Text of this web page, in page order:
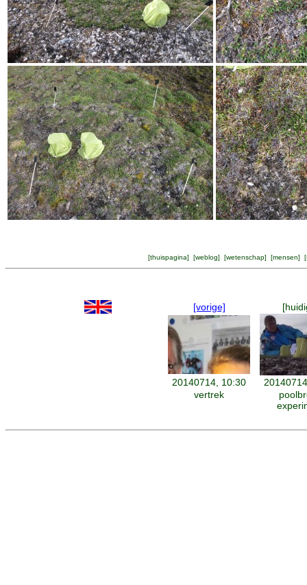
[thuispagina] [weblog] [wetenschap] [mensen] [
[vorige]
20140714, 10:30
vertrek